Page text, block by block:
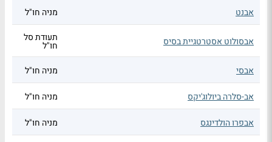
אבנט מניה חו"ל
אבסולוט אסטרטגיית בסיס תעודת סל
חו"ל
אבסי
מניה חו"ל
אב-סלרה ביולוג'יקס מניה חו"ל
אבפרו הולדינגס מניה חו"ל